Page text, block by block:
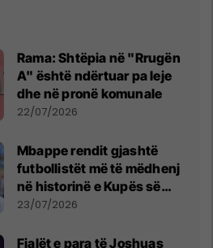
Rama: Shtëpia në "Rrugën
A" është ndërtuar pa leje
dhe në pronë komunale
22/07/2026
Mbappe rendit gjashtë
futbollistët më të mëdhenj
në historinë e Kupës së
Botës, Messi mbetet i dyti
23/07/2026
Fjalët e para të Joshuas